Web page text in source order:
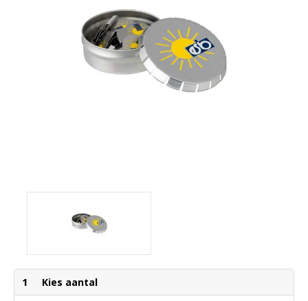
1 Kies aantal